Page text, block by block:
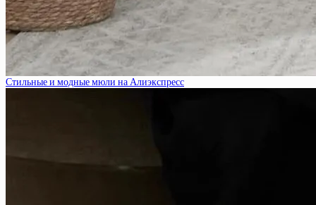
Стильные и модные мюли на Алиэкспресс